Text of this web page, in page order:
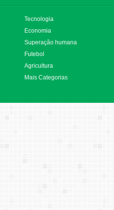
Tecnologia
Economia
Superação humana
Futebol
Agricultura
Mais Categorias